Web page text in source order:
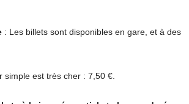
: Les billets sont disponibles en gare, et à des
simple est très cher : 7,50 €.